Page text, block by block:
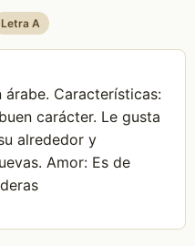
Letra A
Características:
carácter. Le gusta
alrededor y
Amor: Es de